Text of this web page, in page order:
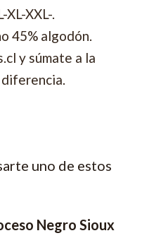
XXL-.
45% algodón.
y súmate a la
uno de estos
Negro Sioux